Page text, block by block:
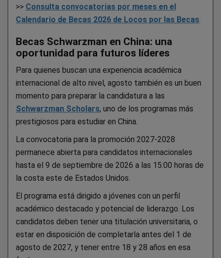
>> Consulta convocatorias por meses en el
Calendario de Becas 2026 de Locos por las Becas.
Becas Schwarzman en China: una
oportunidad para futuros líderes
Para quienes buscan una experiencia académica
internacional de alto nivel, agosto también es un buen
momento para preparar la candidatura a las
Schwarzman Scholars, uno de los programas más
prestigiosos para estudiar en China.
La convocatoria para la promoción 2027-2028
permanece abierta para candidatos internacionales
hasta el 9 de septiembre de 2026 a las 15:00 horas de
la costa este de Estados Unidos.
El programa está dirigido a jóvenes con un perfil
académico destacado y potencial de liderazgo. Los
candidatos deben tener una titulación universitaria, o
estar en disposición de completarla antes del 1 de
agosto de 2027, y tener entre 18 y 28 años en esa